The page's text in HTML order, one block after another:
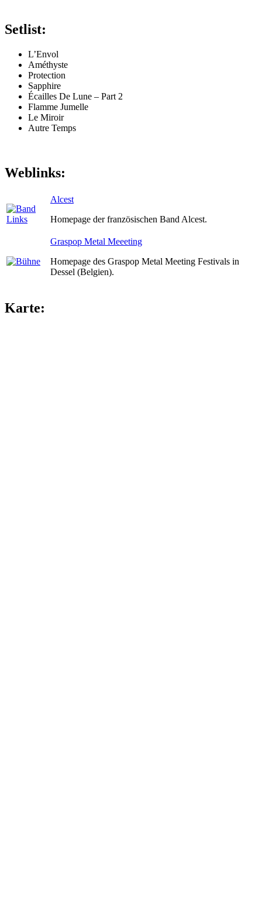
Setlist:
L’Envol
Améthyste
Protection
Sapphire
Écailles De Lune – Part 2
Flamme Jumelle
Le Miroir
Autre Temps
Weblinks:
Alcest
Homepage der französischen Band Alcest.
Graspop Metal Meeeting
Homepage des Graspop Metal Meeting Festivals in
Dessel (Belgien).
Karte: